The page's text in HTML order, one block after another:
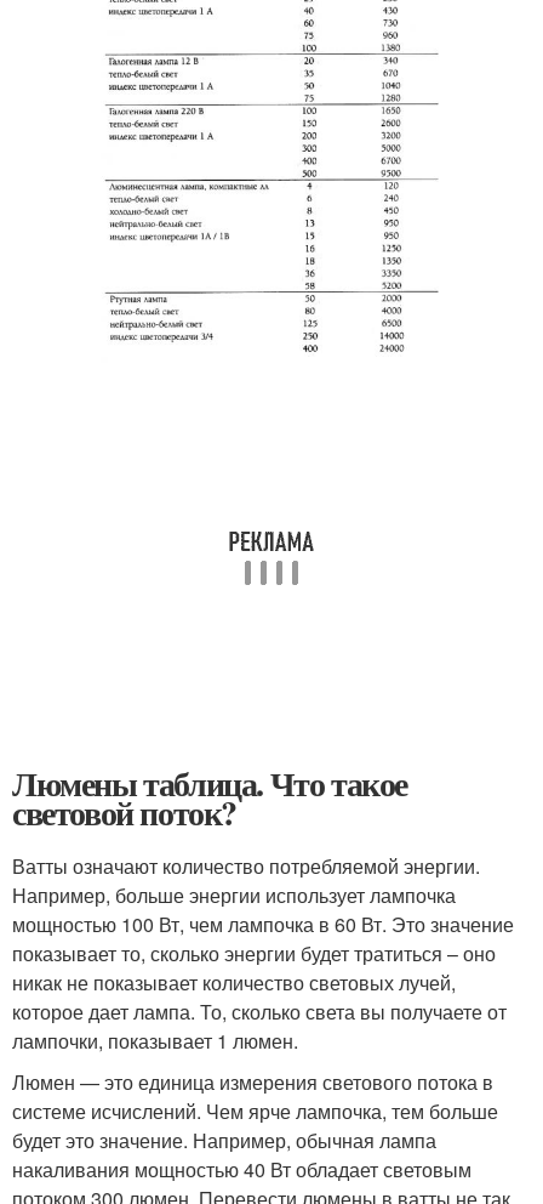
Люмены таблица. Что такое
световой поток?
Ватты означают количество потребляемой энергии.
Например, больше энергии использует лампочка
мощностью 100 Вт, чем лампочка в 60 Вт. Это значение
показывает то, сколько энергии будет тратиться – оно
никак не показывает количество световых лучей,
которое дает лампа. То, сколько света вы получаете от
лампочки, показывает 1 люмен.
Люмен — это единица измерения светового потока в
системе исчислений. Чем ярче лампочка, тем больше
будет это значение. Например, обычная лампа
накаливания мощностью 40 Вт обладает световым